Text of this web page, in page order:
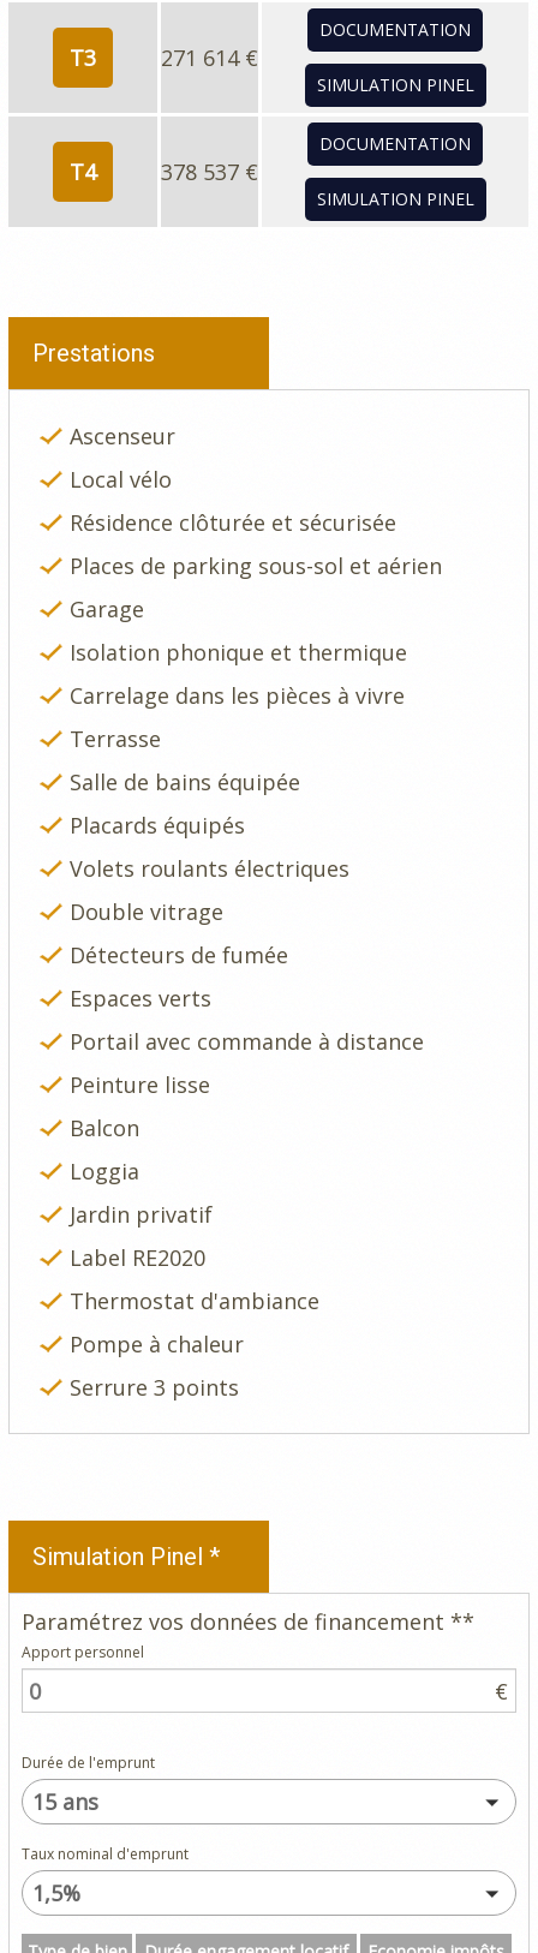
T3 271 614 €
DOCUMENTATION
SIMULATION PINEL
T4 378 537 €
DOCUMENTATION
SIMULATION PINEL
Prestations
Ascenseur
Local vélo
Résidence clôturée et sécurisée
Places de parking sous-sol et aérien
Garage
Isolation phonique et thermique
Carrelage dans les pièces à vivre
Terrasse
Salle de bains équipée
Placards équipés
Volets roulants électriques
Double vitrage
Détecteurs de fumée
Espaces verts
Portail avec commande à distance
Peinture lisse
Balcon
Loggia
Jardin privatif
Label RE2020
Thermostat d'ambiance
Pompe à chaleur
Serrure 3 points
Simulation Pinel *
Paramétrez vos données de financement **
Apport personnel
€
Durée de l'emprunt
15 ans
Taux nominal d'emprunt
1,5%